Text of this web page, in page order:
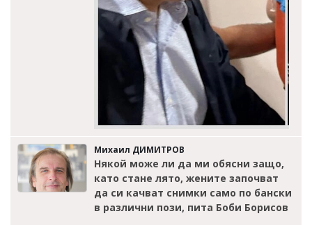
Михаил ДИМИТРОВ
Някой може ли да ми обясни защо,
като стане лято, жените започват
да си качват снимки само по бански
в различни пози, пита Боби Борисов